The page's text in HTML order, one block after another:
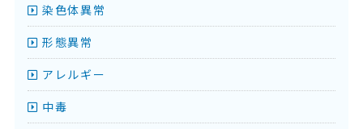
染色体異常
形態異常
アレルギー
中毒